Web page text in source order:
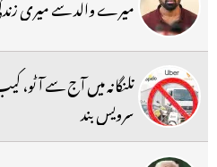
تلنگانہ میں آج سے آٹو،
سرویس بند